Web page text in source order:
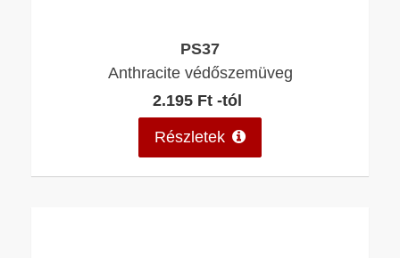
PS37
Anthracite védőszemüveg
2.195 Ft -tól
Részletek